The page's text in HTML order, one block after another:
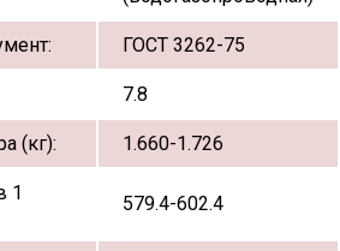
ГОСТ 3262-75
7.8
(кг): 1.660-1.726
1
579.4-602.4